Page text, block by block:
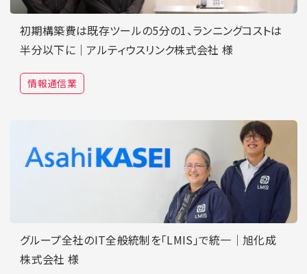
初期構築費は既存ツールの5分の1、ランニングコストは
半分以下に｜アルティウスリンク株式会社 様
情報通信業
グループ全社のIT全般統制を「LMIS」で統一｜旭化成
株式会社 様